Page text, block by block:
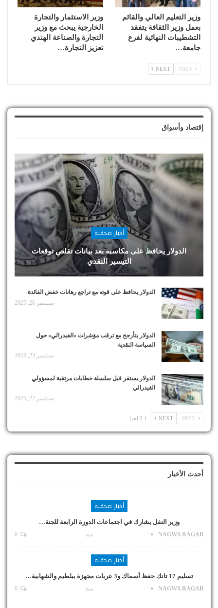
وزير التعليم العالي والقائم
بعمل وزير الثقافة يتفقد
التشطيبات النهائية لفرع
جامعة…
وزير الاستثمار والتجارة
الخارجية يبحث مع وزير
التجارة والصناعة الهندي
تعزيز التجارة…
NEXT
إقتصاد وأسواق
أخبار صحفية
الدولار يحافظ على مكاسبه بعد بيانات تقلص توقعات
التيسير النقدي
الدولار يحافظ على قوته مع تراجع رهانات خفض الفائدة
سبتمبر 26, 2025
الدولار يتأرجح مع ترقب مؤشرات «الفيدرالي» حول
السياسة النقدية
سبتمبر 23, 2025
الدولار يستقر قبل سلسلة خطابات مرتقبة لمسؤولي
الفيدرالي
سبتمبر 22, 2025
NEXT
1 od 2 |
أحدث الأخبار
أخبار صحفية
وزير النقل يشارك في اجتماعات الدورة الرابعة للجنة…
NAGWA RAGAB منذ
أخبار صحفية
تسليم 17 تانك حفظ أسماك و3 عربات مجهزة ببلطيم والشهابية…
NAGWA RAGAB منذ